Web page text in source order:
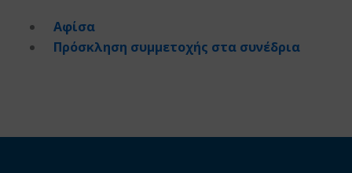
Αφίσα
Πρόσκληση συμμετοχής στα συνέδρια